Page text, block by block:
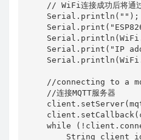
// WiFi连接成功后将通
    Serial.println("");
Serial.print("IP
//connecting to a
    //连接MQTT服务器
while
String